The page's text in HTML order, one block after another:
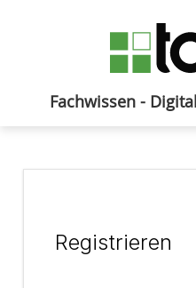
Fachwissen -